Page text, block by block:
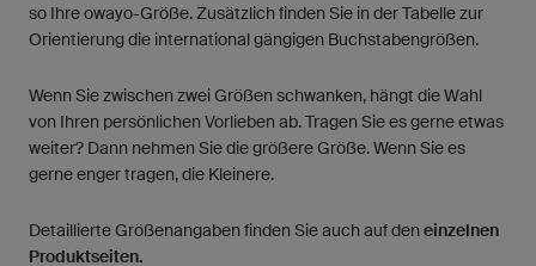
so Ihre owayo-Größe. Zusätzlich finden Sie in der Tabelle zur
Orientierung die international gängigen Buchstabengrößen.
Wenn Sie zwischen zwei Größen schwanken, hängt die Wahl
von Ihren persönlichen Vorlieben ab. Tragen Sie es gerne etwas
weiter? Dann nehmen Sie die größere Größe. Wenn Sie es
gerne enger tragen, die Kleinere.
Detaillierte Größenangaben finden Sie auch auf den einzelnen
Produktseiten.